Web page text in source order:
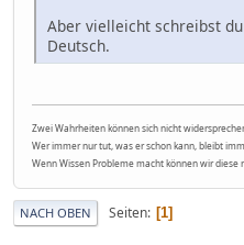
Aber vielleicht schreibst
Deutsch.
Zwei Wahrheiten können sich nicht
Wer immer nur tut, was er schon kann, bleibt
Wenn Wissen Probleme macht können wir diese
NACH OBEN Seiten 1